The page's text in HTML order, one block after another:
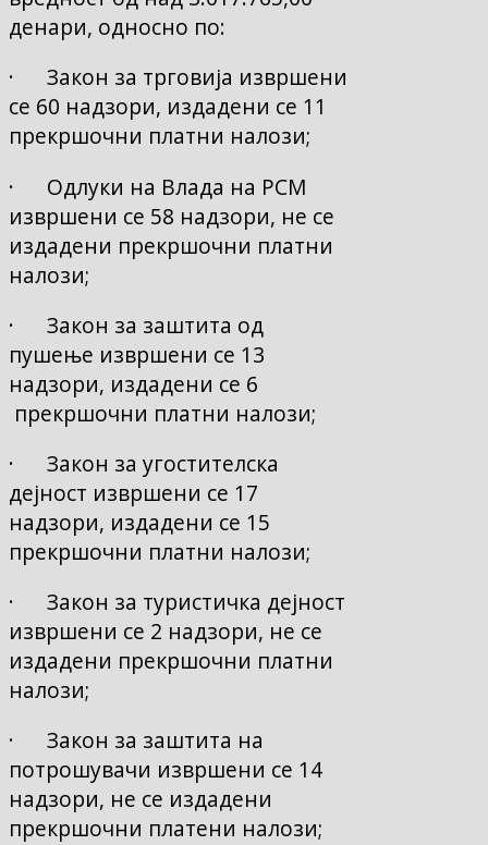
денари, односно по:
· Закон за трговија извршени
се 60 надзори, издадени се 11
прекршочни платни налози;
· Одлуки на Влада на РСМ
извршени се 58 надзори, не се
издадени прекршочни платни
налози;
· Закон за заштита од
пушење извршени се 13
надзори, издадени се 6
прекршочни платни налози;
· Закон за угостителска
дејност извршени се 17
надзори, издадени се 15
прекршочни платни налози;
· Закон за туристичка дејност
извршени се 2 надзори, не се
издадени прекршочни платни
налози;
· Закон за заштита на
потрошувачи извршени се 14
надзори, не се издадени
прекршочни платени налози;